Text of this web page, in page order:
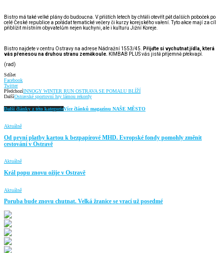
Bistro má také velké plány do budoucna. V příštích letech by chtěli otevřít pět dalších poboček po
celé České republice a pořádat tematické večery či kurzy korejského vaření. Tyto akce mají za cíl
přiblížit místním obyvatelům nejen kuchyni, ale i kulturu Jižní Koreje.
Bistro najdete v centru Ostravy na adrese Nádražní 1553/45. Přijďte si vychutnat jídla, která
vás přenesou na druhou stranu zeměkoule. KIMBAB PLUS vás jistě příjemně překvapí.
(rad)
Sdílet
Facebook
Twitter
PředchozíINNOGY WINTER RUN OSTRAVA SE POMALU BLÍŽÍ
DalšíOstravské sportovní hry lámou rekordy
Další články z této kategorieVíce článků magazínu NAŠE MĚSTO
Aktuálně
Od první platby kartou k bezpapírové MHD. Evropské fondy pomohly změnit
cestování v Ostravě
Aktuálně
Král popu znovu ožije v Ostravě
Aktuálně
Poruba bude znovu chutnat. Velká žranice se vrací už posedmé